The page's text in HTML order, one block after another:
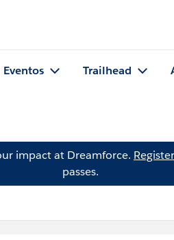
Eventos Trailhead
impact at Dreamforce. Register
passes.